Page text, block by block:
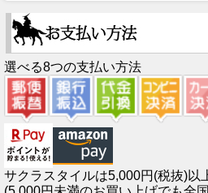
選べる8つの支払い方法
サクラスタイルは5,000円(税抜)以